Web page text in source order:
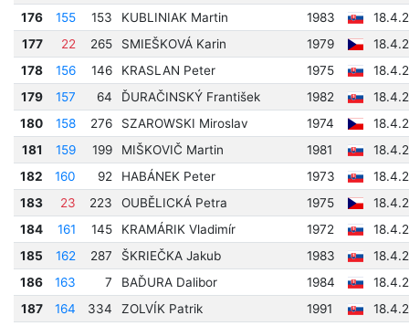
176
155 153 KUBLINIAK Martin 1983
177
22 265 SMIEŠKOVÁ Karin 1979
178
156 146 KRASLAN Peter 1975
179
157 64 ĎURAČINSKÝ František 1982
180
158 276 SZAROWSKI Miroslav 1974
181
159 199 MIŠKOVIČ Martin 1981
182
160 92 HABÁNEK Peter 1973
183
23 223 OUBĚLICKÁ Petra 1975
184
161 145 KRAMÁRIK Vladimír 1972
185
162 287 ŠKRIEČKA Jakub 1983
186
163 7 BAĎURA Dalibor 1984
187
164 334 ZOLVÍK Patrik 1991